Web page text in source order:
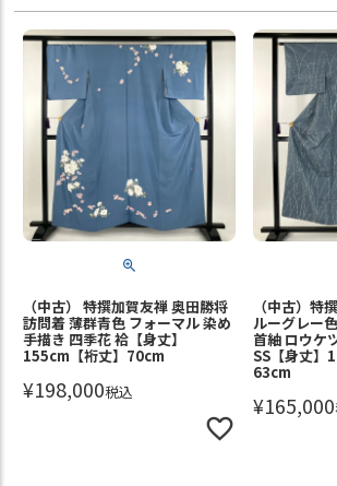
（中古） 特撰加賀友禅 奥田勝将
訪問着 薄群青色 フォーマル 染め
手描き 四季花 袷【身丈】
155cm【裄丈】70cm
¥198,000税込
（中古）特
ルーグレー
首紬 ロウケ
SS【身丈】
63cm
¥165,000